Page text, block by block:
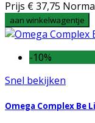
Prijs € 37,75
aan winkelwagentje
-10%
Snel bekijken
Omega Complex Be